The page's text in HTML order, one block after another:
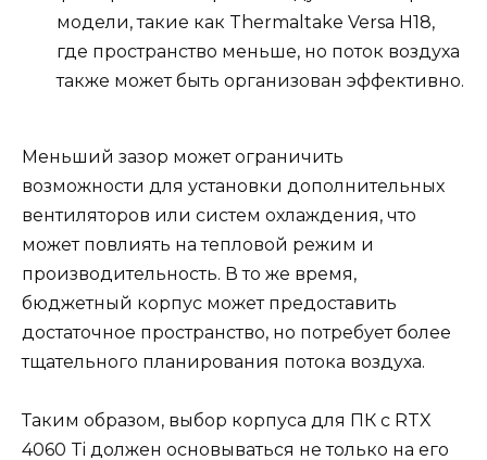
модели, такие как Thermaltake Versa H18,
где пространство меньше, но поток воздуха
также может быть организован эффективно.
Меньший зазор может ограничить
возможности для установки дополнительных
вентиляторов или систем охлаждения, что
может повлиять на тепловой режим и
производительность. В то же время,
бюджетный корпус может предоставить
достаточное пространство, но потребует более
тщательного планирования потока воздуха.
Таким образом, выбор корпуса для ПК с RTX
4060 Ti должен основываться не только на его